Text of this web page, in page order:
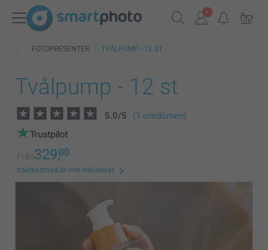
FOTOPRESENTER TVÅLPUMP - 12 ST
Tvålpump - 12 st
5.0/5 (1 omdömen)
Från329,00
fraktkostnad är inte inkluderat